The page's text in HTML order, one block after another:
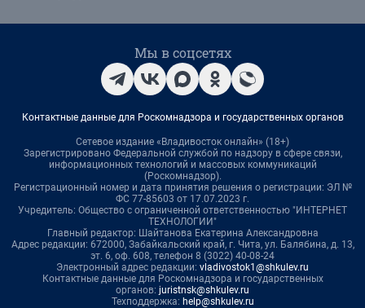
Мы в соцсетях
Контактные данные для Роскомнадзора и государственных органов
Сетевое издание «Владивосток онлайн» (18+)
Зарегистрировано Федеральной службой по надзору в сфере связи,
информационных технологий и массовых коммуникаций
(Роскомнадзор).
Регистрационный номер и дата принятия решения о регистрации: ЭЛ №
ФС 77-85603 от 17.07.2023 г.
Учредитель: Общество с ограниченной ответственностью "ИНТЕРНЕТ
ТЕХНОЛОГИИ"
Главный редактор: Шайтанова Екатерина Александровна
Адрес редакции: 672000, Забайкальский край, г. Чита, ул. Балябина, д. 13,
эт. 6, оф. 608, телефон 8 (3022) 40-08-24
Электронный адрес редакции: vladivostok1@shkulev.ru
Контактные данные для Роскомнадзора и государственных
органов: juristnsk@shkulev.ru
Техподдержка: help@shkulev.ru